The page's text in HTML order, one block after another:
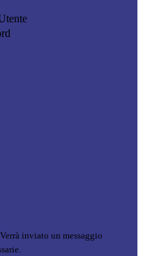
Verrà inviato un messaggio